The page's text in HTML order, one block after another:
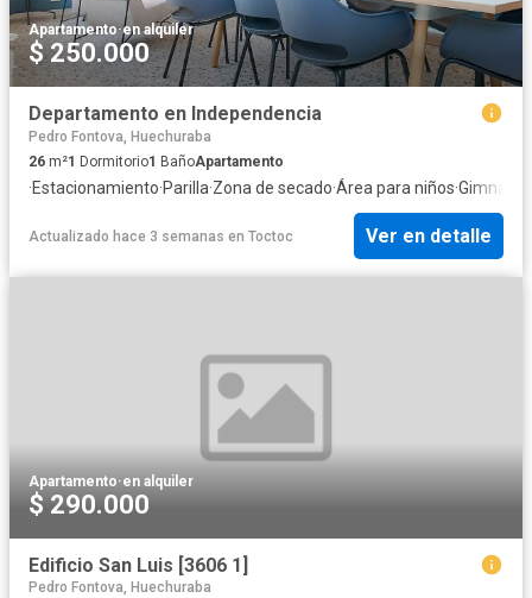
Apartamento·en alquiler
$ 250.000
Departamento en Independencia
Pedro Fontova, Huechuraba
26 m²1 Dormitorio1 BañoApartamento
·Estacionamiento·Parilla·Zona de secado·Área para niños·Gimnasio
Actualizado hace 3 semanas en Toctoc Ver en detalle
Apartamento·en alquiler
$ 290.000
Edificio San Luis [3606 1]
Pedro Fontova, Huechuraba